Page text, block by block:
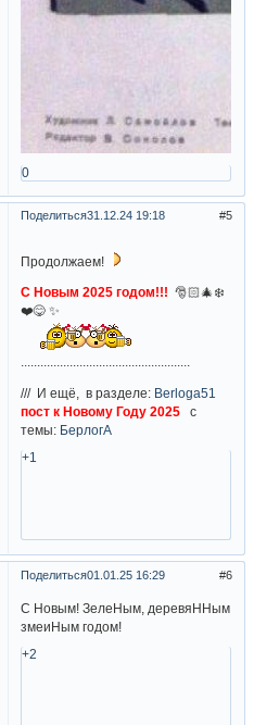
0
Поделиться 5
31.12.24 19:18
Продолжаем!
С Новым 2025 годом!!! 🎅🏻🎄❄️
❤️😋 ✨
/// И ещё, в разделе: Berloga51
пост к Новому Году 2025
с
темы: БерлогА
+1
Поделиться 6
01.01.25 16:29
С Hовым! ЗелеHым, деревяHHым
змеиHым годом!
+2